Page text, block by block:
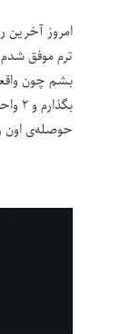
امروز آخرین
بشم چون
حوصله‌ی اون